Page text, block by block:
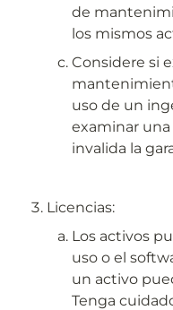
de
los mismos
Considere si
uso de un
examinar
invalida la
Licencias:
Los activos
uso o el
un activo
Tenga